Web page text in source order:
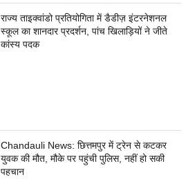
राज्य ताइक्वांडो प्रतियोगिता में डैडीज़ इंटरनेशनल
स्कूल का शानदार प्रदर्शन, पांच खिलाड़ियों ने जीते
कांस्य पदक
Chandauli News: छित्तमपुर में ट्रेन से कटकर
युवक की मौत, मौके पर पहुंची पुलिस, नहीं हो सकी
पहचान